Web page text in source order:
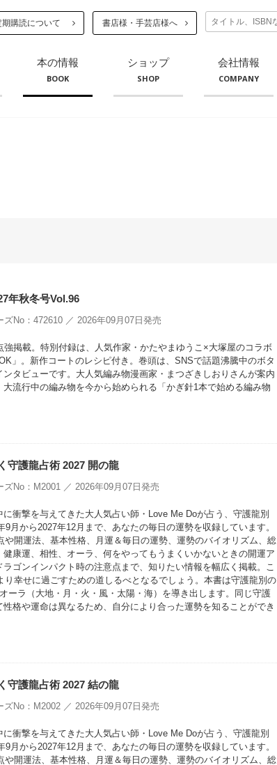
期購読について 書店様・手芸店様へ
本の情報
BOOK
ショップ
SHOP
会社情報
COMPANY
年秋冬号Vol.96
No：472610 ／ 2026年09月07日発売
掲載。特別付録は、人気作家・かたやまゆうこ×大塚屋のコラボ
」。新作コートのレシピ付き。巻頭は、SNSで話題沸騰中のボタ
タビューです。大人気編み物漫画家・まつざきしおりさんが案内
流行中の編み物を今から始められる「かぎ針1本で始める編み物
守護龍占術 2027 開の龍
No：M2001 ／ 2026年09月07日発売
衝撃を与えてきた大人気占い師・Love Me Doが占う、守護龍別
9月から2027年12月まで、あなたの毎日の運勢を収録しています。
や開運法、基本性格、月運＆毎日の運勢、運勢のバイオリズム、総
康運、相性、オーラ、何をやってもうまくいかないときの開運ア
ゴンインパクト時の注意点まで、知りたい情報を幅広く掲載。こ
り幸せに過ごすための道しるべとなるでしょう。本書は守護龍別の
ーラ（大地・月・火・風・太陽・海）を導き出します。同じ守護
格や運命は異なるため、自分により合った運勢を知ることができ
守護龍占術 2027 結の龍
No：M2002 ／ 2026年09月07日発売
衝撃を与えてきた大人気占い師・Love Me Doが占う、守護龍別
9月から2027年12月まで、あなたの毎日の運勢を収録しています。
や開運法、基本性格、月運＆毎日の運勢、運勢のバイオリズム、総